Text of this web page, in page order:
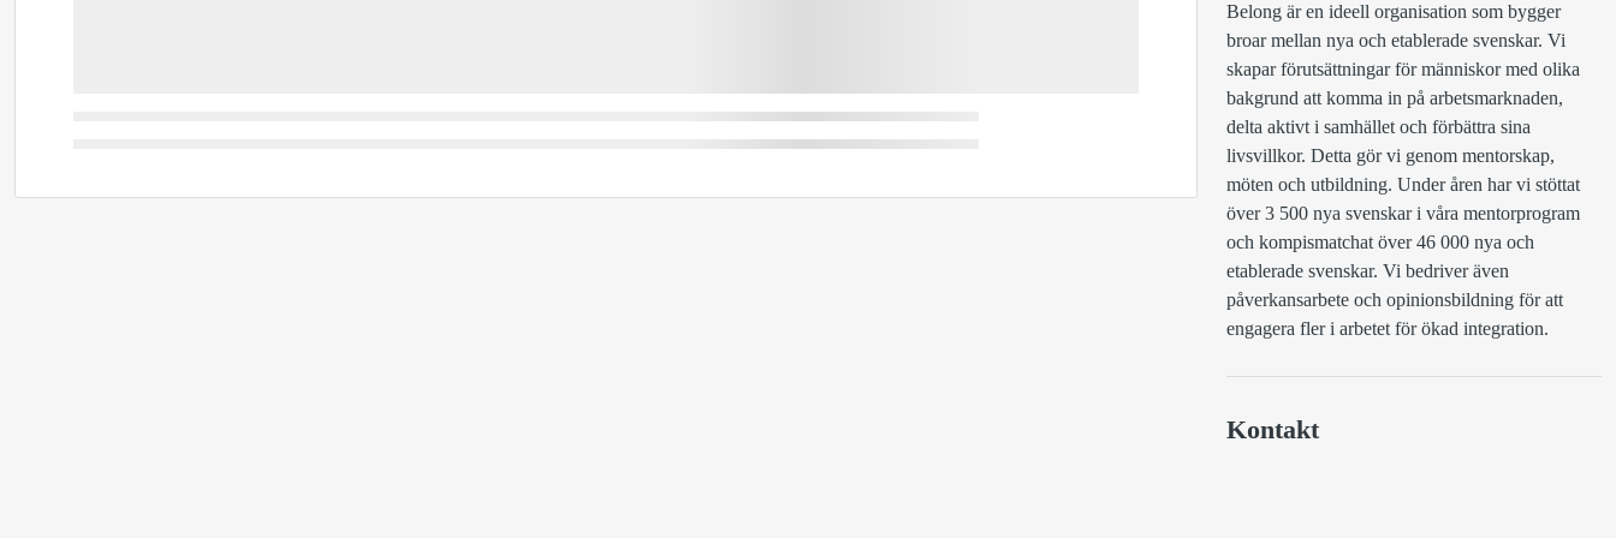
Belong är en ideell organisation som bygger
broar mellan nya och etablerade svenskar. Vi
skapar förutsättningar för människor med olika
bakgrund att komma in på arbetsmarknaden,
delta aktivt i samhället och förbättra sina
livsvillkor. Detta gör vi genom mentorskap,
möten och utbildning. Under åren har vi stöttat
över 3 500 nya svenskar i våra mentorprogram
och kompismatchat över 46 000 nya och
etablerade svenskar. Vi bedriver även
påverkansarbete och opinionsbildning för att
engagera fler i arbetet för ökad integration.
Kontakt